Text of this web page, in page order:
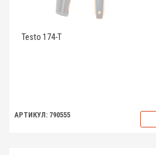
Testo 174-T
АРТИКУЛ: 790555